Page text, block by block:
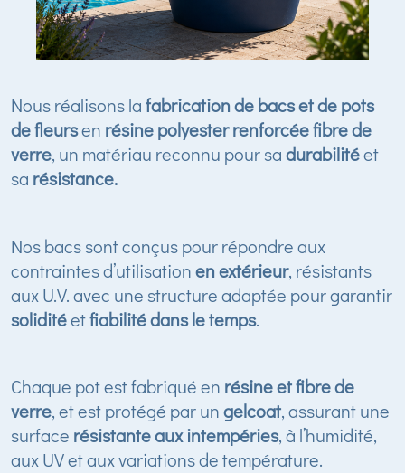
Nous réalisons lafabrication de bacs et de pots
de fleursen résine polyester renforcée fibre de
verre, un matériau reconnu pour sadurabilitéet
sa résistance.
Nos bacs sont conçus pour répondre aux
contraintes d’utilisationen extérieur, résistants
aux U.V. avec une structure adaptée pour garantir
soliditéetfiabilité dans le temps.
Chaque pot est fabriqué en résine et fibre de
verre, et est protégé par ungelcoat, assurant une
surface résistante aux intempéries, à l’humidité,
aux UV et aux variations de température.